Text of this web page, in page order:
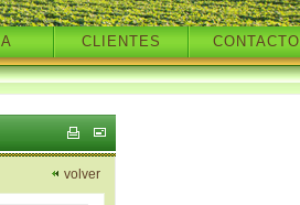
CLIENTES CONTACTO
volver